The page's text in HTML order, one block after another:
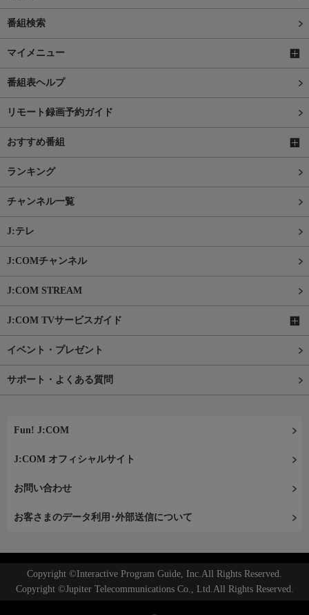
番組検索
マイメニュー
番組表ヘルプ
リモート録画予約ガイド
おすすめ番組
ランキング
チャンネル一覧
J:テレ
J:COMチャンネル
J:COM STREAM
J:COM TVサービスガイド
イベント・プレゼント
サポート・よくある質問
Fun! J:COM
J:COM オフィシャルサイト
お問い合わせ
お客さまのデータ利用･外部送信について
Copyright ©Interactive Program Guide, Inc.All Rights Reserved.
Copyright ©Jupiter Telecommunications Co., Ltd.All Rights Reserved.